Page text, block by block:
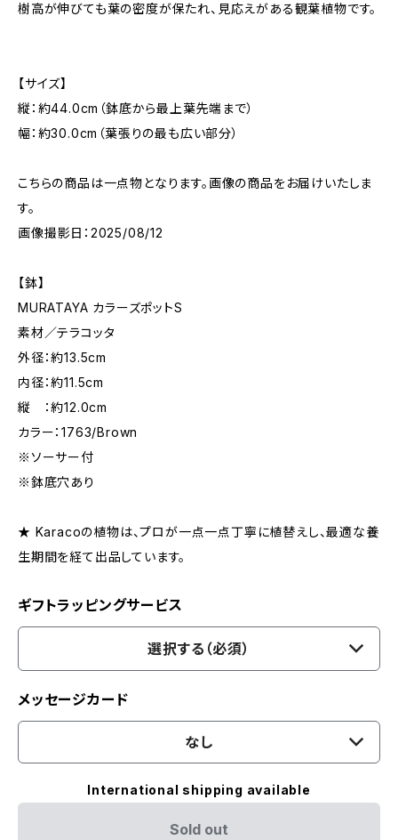
樹高が伸びても葉の密度が保たれ、見応えがある観葉植物です。
【サイズ】
縦：約44.0cm（鉢底から最上葉先端まで）
幅：約30.0cm（葉張りの最も広い部分）
こちらの商品は一点物となります。画像の商品をお届けいたしま
す。
画像撮影日：2025/08/12
【鉢】
MURATAYA カラーズポットS
素材／テラコッタ
外径：約13.5cm
内径：約11.5cm
縦 ：約12.0cm
カラー：1763/Brown
※ソーサー付
※鉢底穴あり
★ Karacoの植物は、プロが一点一点丁寧に植替えし、最適な養
生期間を経て出品しています。
ギフトラッピングサービス
選択する（必須）
メッセージカード
なし
International shipping available
Sold out